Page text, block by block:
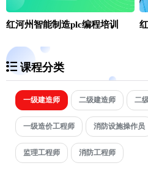
红河州智能制造plc编程培训
课程分类
一级建造师 二级建造师 二
一级造价工程师 消防设施操作员
监理工程师 消防工程师